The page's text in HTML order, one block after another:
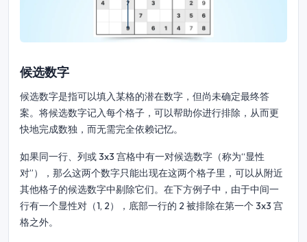
候选数字
候选数字是指可以填入某格的潜在数字，但尚未确定最终答
案。将候选数字记入每个格子，可以帮助你进行排除，从而更
快地完成数独，而无需完全依赖记忆。
如果同一行、列或 3x3 宫格中有一对候选数字（称为“显性
对”），那么这两个数字只能出现在这两个格子里，可以从附近
其他格子的候选数字中剔除它们。在下方例子中，由于中间一
行有一个显性对（1, 2），底部一行的 2 被排除在第一个 3x3 宫
格之外。